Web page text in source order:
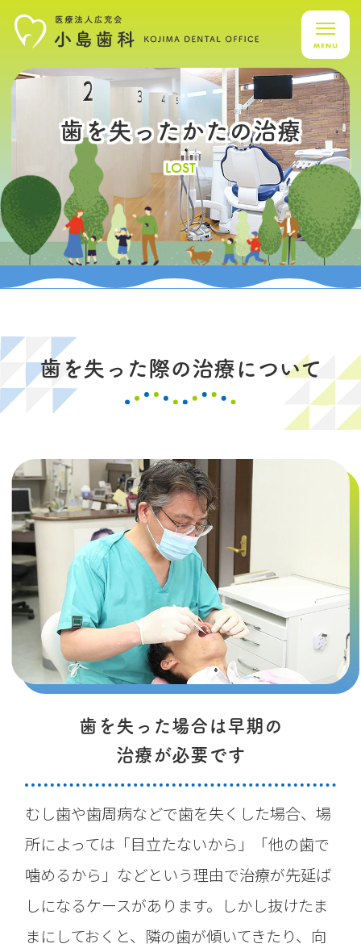
歯を失ったかたの治療
LOST
歯を失った際の治療について
歯を失った場合は早期の
治療が必要です
むし歯や歯周病などで歯を失くした場合、場
所によっては「目立たないから」「他の歯で
噛めるから」などという理由で治療が先延ば
しになるケースがあります。しかし抜けたま
まにしておくと、隣の歯が傾いてきたり、向